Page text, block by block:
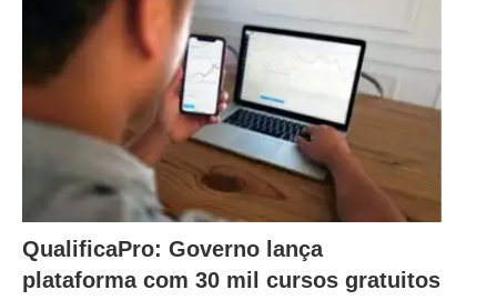
QualificaPro: Governo lança
plataforma com 30 mil cursos gratuitos